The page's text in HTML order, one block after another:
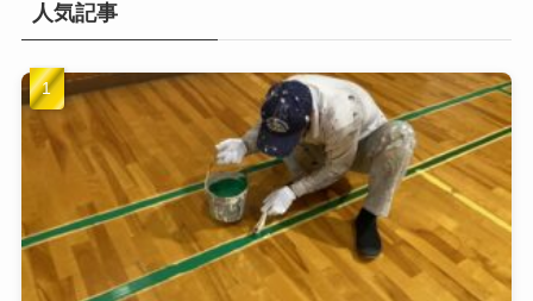
人気記事